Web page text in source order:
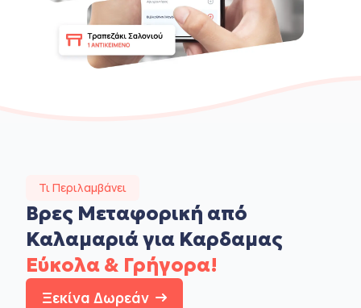
Τι Περιλαμβάνει
Βρες Μεταφορική από
Καλαμαριά για Καρδαμας
Εύκολα & Γρήγορα!
Ξεκίνα Δωρεάν